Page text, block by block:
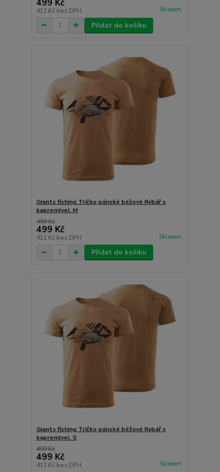
499 Kč
412 Kč bez DPH Skladem
Přidat do košíku
Giants fishing Tričko pánské béžové Rybář s
kaprem|vel. M
499 Kč
499 Kč
412 Kč bez DPH Skladem
Přidat do košíku
Giants fishing Tričko pánské béžové Rybář s
kaprem|vel. S
499 Kč
499 Kč
412 Kč bez DPH Skladem